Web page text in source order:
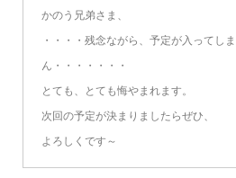
かのう兄弟さま、
・・・・残念ながら、予定が入ってし
ん・・・・・・・
とても、とても悔やまれます。
次回の予定が決まりましたらぜひ、
よろしくです～